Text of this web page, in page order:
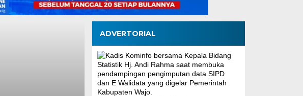
ADVERTORIAL